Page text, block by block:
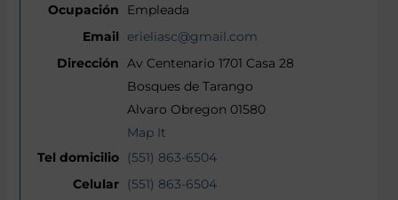
Empleada
erieliasc@gmail.com
Av Centenario 1701 Casa 28
Bosques de Tarango
Alvaro Obregon 01580
Map It
(551) 863-6504
(551) 863-6504